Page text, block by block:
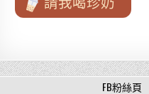
請我喝珍奶
FB粉絲頁